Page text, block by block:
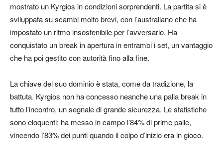
mostrato un Kyrgios in condizioni sorprendenti. La partita si è
sviluppata su scambi molto brevi, con l’australiano che ha
impostato un ritmo insostenibile per l’avversario. Ha
conquistato un break in apertura in entrambi i set, un vantaggio
che ha poi gestito con autorità fino alla fine.
La chiave del suo dominio è stata, come da tradizione, la
battuta. Kyrgios non ha concesso neanche una palla break in
tutto l’incontro, un segnale di grande sicurezza. Le statistiche
sono eloquenti: ha messo in campo l’84% di prime palle,
vincendo l’83% dei punti quando il colpo d’inizio era in gioco.